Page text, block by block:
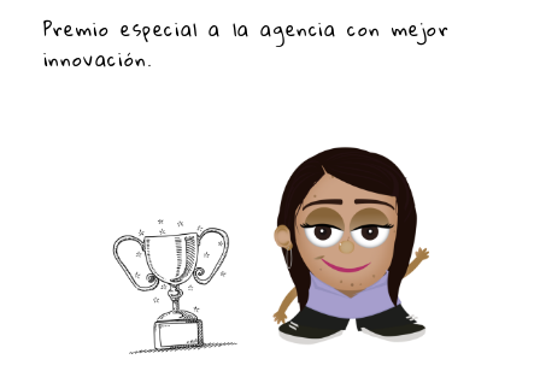
Premio especial a la agencia con mejor
innovación.